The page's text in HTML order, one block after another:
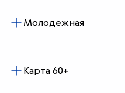
Молодежная
Карта 60+